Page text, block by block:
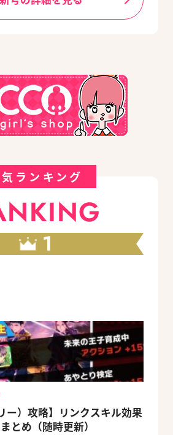
ランキング
1
ー）攻略】リンクスキル効果
とめ（随時更新）